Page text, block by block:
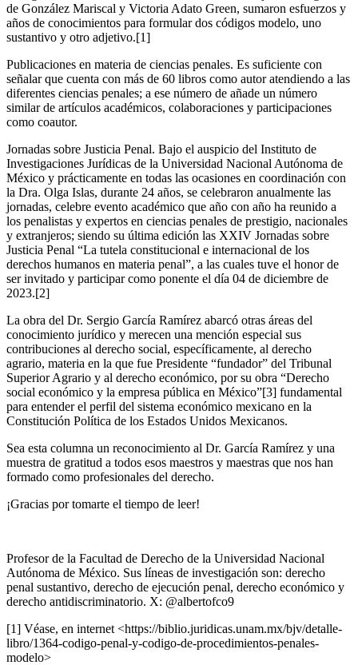
Bluesky
Threads
de González Mariscal y Victoria Adato Green, sumaron esfuerzos y
años de conocimientos para formular dos códigos modelo, uno
sustantivo y otro adjetivo.[1]
Publicaciones en materia de ciencias penales. Es suficiente con
señalar que cuenta con más de 60 libros como autor atendiendo a las
diferentes ciencias penales; a ese número de añade un número
similar de artículos académicos, colaboraciones y participaciones
como coautor.
Jornadas sobre Justicia Penal. Bajo el auspicio del Instituto de
Investigaciones Jurídicas de la Universidad Nacional Autónoma de
México y prácticamente en todas las ocasiones en coordinación con
la Dra. Olga Islas, durante 24 años, se celebraron anualmente las
jornadas, celebre evento académico que año con año ha reunido a
los penalistas y expertos en ciencias penales de prestigio, nacionales
y extranjeros; siendo su última edición las XXIV Jornadas sobre
Justicia Penal “La tutela constitucional e internacional de los
derechos humanos en materia penal”, a las cuales tuve el honor de
ser invitado y participar como ponente el día 04 de diciembre de
2023.[2]
La obra del Dr. Sergio García Ramírez abarcó otras áreas del
conocimiento jurídico y merecen una mención especial sus
contribuciones al derecho social, específicamente, al derecho
agrario, materia en la que fue Presidente “fundador” del Tribunal
Superior Agrario y al derecho económico, por su obra “Derecho
social económico y la empresa pública en México”[3] fundamental
para entender el perfil del sistema económico mexicano en la
Constitución Política de los Estados Unidos Mexicanos.
Sea esta columna un reconocimiento al Dr. García Ramírez y una
muestra de gratitud a todos esos maestros y maestras que nos han
formado como profesionales del derecho.
¡Gracias por tomarte el tiempo de leer!
Profesor de la Facultad de Derecho de la Universidad Nacional
Autónoma de México. Sus líneas de investigación son: derecho
penal sustantivo, derecho de ejecución penal, derecho económico y
derecho antidiscriminatorio. X: @albertofco9
[1] Véase, en internet <https://biblio.juridicas.unam.mx/bjv/detalle-
libro/1364-codigo-penal-y-codigo-de-procedimientos-penales-
modelo>